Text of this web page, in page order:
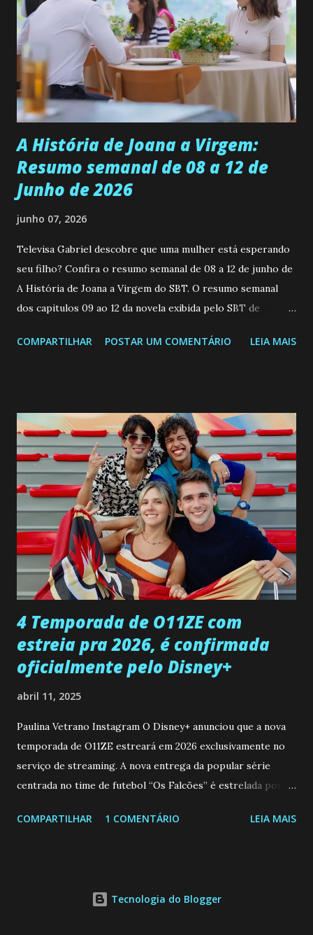
ser a primeira mulher da família a ingressar na
universidade. Ela tem uma personalidade muito alegre, é
muito madura para a idade, determinada, criativa e
empática. Detesta injustiças e é uma ótima amiga. Pode ser
teimosa e muito persistente quando decide fazer algo.
Durante um exame ginecológico, ela é inseminada por eng...
A História de Joana a Virgem:
Resumo semanal de 08 a 12 de
Junho de 2026
junho 07, 2026
Televisa Gabriel descobre que uma mulher está esperando
seu filho? Confira o resumo semanal de 08 a 12 de junho de
A História de Joana a Virgem do SBT. O resumo semanal
dos capitulos 09 ao 12 da novela exibida pelo SBT de
a Programação Semanal do SBT de 08/06/26 a 14/06/26
confessa a Gabriel que ele demonstrou ser o tipo de
pessoa que ela tanto desejou durante toda a vida. Camila
entra no quarto de Gabriel e imagina como seria o
encontro deles, quando conseguir seduzi-lo. Manuel avisa a
Paula sobre a suposta infidelidade de Gabriel com Joana.
Rogerio consegue se livrar de todas as suspeitas pelo
desaparecimento de Francisco, apontando que ele poderia
ter sido vítima da fúria de Gabriel. Artur informa a Gabriel
que a clínica inseminou por engano outra paciente, que está
...
COMPARTILHAR POSTAR UM COMENTÁRIO LEIA MAIS
4 Temporada de O11ZE com
estreia pra 2026, é confirmada
oficialmente pelo Disney+
abril 11, 2025
Paulina Vetrano Instagram O Disney+ anunciou que a nova
temporada de O11ZE estreará em 2026 exclusivamente no
serviço de streaming. A nova entrega da popular série
centrada no time de futebol “Os Falcões” é estrelada por
Brum (Dedé), que voltam a interpretar seus personagens
atleta Sergio “Kun” Agüero, além de outras figuras de
COMPARTILHAR 1 COMENTÁRIO LEIA MAIS
Tecnologia do Blogger